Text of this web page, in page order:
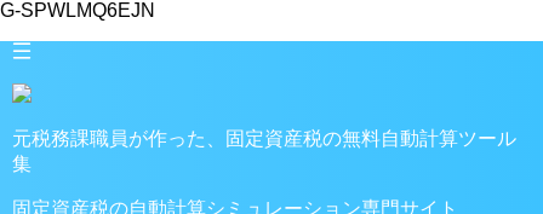
G-SPWLMQ6EJN
元税務課職員が作った、固定資産税の無料自動計算ツール
集
固定資産税の自動計算シミュレーション専門サイト